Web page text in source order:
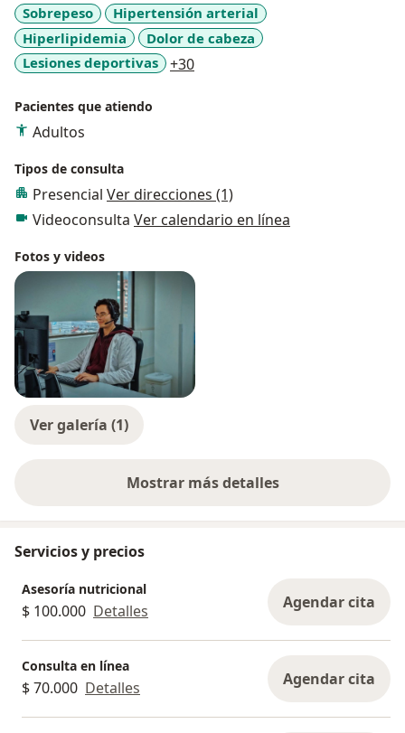
Sobrepeso
Hipertensión arterial
Hiperlipidemia
Dolor de cabeza
Lesiones deportivas
+30a11y_sr_more_diseases
Pacientes que atiendo
Adultos
Tipos de consulta
Presencial Ver direcciones (1)
Videoconsulta Ver calendario en línea
Fotos y videos
Ver galería (1)
Mostrar más detalles
sobre la experiencia
Servicios y precios
Asesoría nutricional
$ 100.000 Detalles Agendar cita
Consulta en línea
$ 70.000 Detalles Agendar cita